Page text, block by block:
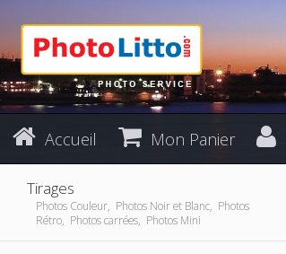
Accueil Mon Panier
Tirages
Photos Couleur, Photos Noir et Blanc, Photos
Rétro, Photos carrées, Photos Mini